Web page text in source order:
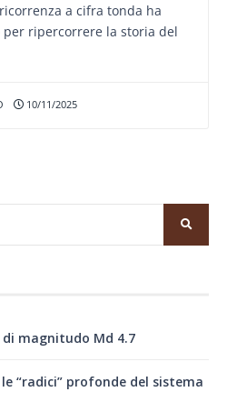
a cifra tonda ha
ripercorrere la storia del
10/11/2025
magnitudo Md 4.7
le “radici” profonde del sistema